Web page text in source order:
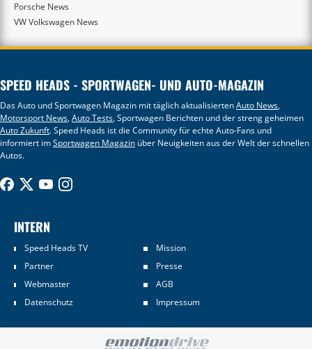
Porsche News
VW Volkswagen News
SPEED HEADS - SPORTWAGEN- UND AUTO-MAGAZIN
Das Auto und Sportwagen Magazin mit täglich aktualisiertenAuto News,
Motorsport News,Auto Tests, Sportwagen Berichten und der streng geheimen
Auto Zukunft. Speed Heads ist die Community für echte Auto-Fans und
informiert imSportwagen Magazin über Neuigkeiten aus der Welt der schnellen
Autos.
INTERN
Speed Heads TV
Mission
Partner
Presse
Webmaster
AGB
Datenschutz
Impressum